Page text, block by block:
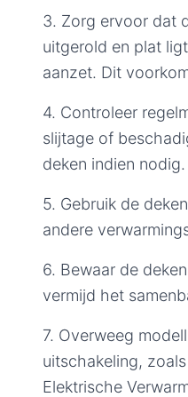
3. Zorg ervoor dat
uitgerold en plat
aanzet. Dit
4. Controleer
slijtage of
deken indien nodig.
5. Gebruik de
andere
6. Bewaar de
vermijd het
7. Overweeg
uitschakeling,
Elektrische